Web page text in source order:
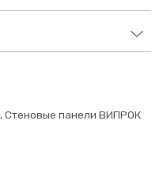
,Стеновые панели ВИПРОК